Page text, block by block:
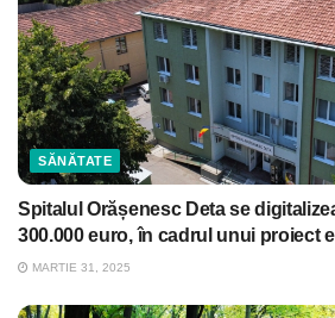
SĂNĂTATE
Spitalul Orășenesc Deta se
300.000 euro, în cadrul unui proiect
MARTIE 31, 2025